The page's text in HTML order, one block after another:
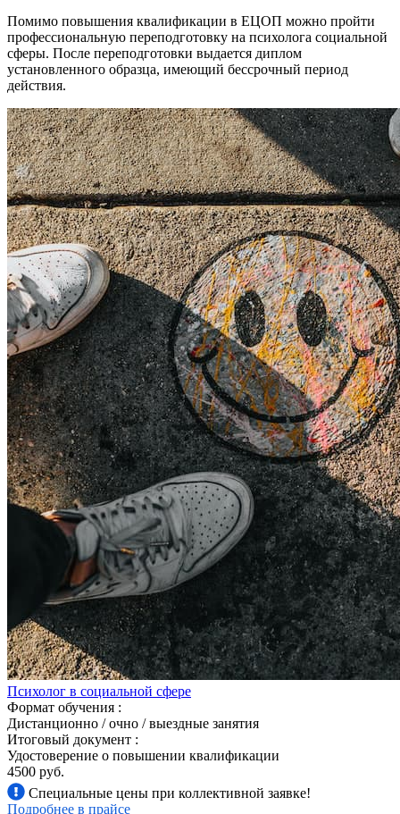
Помимо повышения квалификации в ЕЦОП можно пройти
профессиональную переподготовку на психолога социальной
сферы. После переподготовки выдается диплом
установленного образца, имеющий бессрочный период
действия.
Психолог в социальной сфере
Формат обучения :
Дистанционно / очно / выездные занятия
Итоговый документ :
Удостоверение о повышении квалификации
4500 руб.
Специальные цены при коллективной заявке!
Подробнее в прайсе